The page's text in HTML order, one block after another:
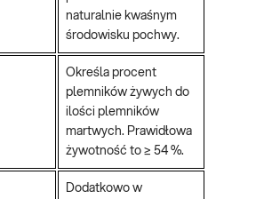
naturalnie kwaśnym
środowisku pochwy.
Określa procent
plemników żywych do
ilości plemników
martwych. Prawidłowa
żywotność to ≥ 54 %.
Dodatkowo w